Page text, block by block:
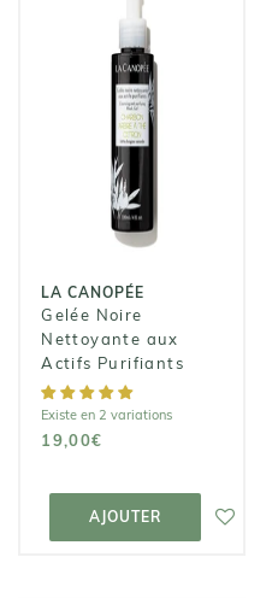
LA CANOPÉE
Gelée Noire
Nettoyante aux
Actifs Purifiants
Existe en 2 variations
19,00€
AJOUTER
LA CANOPÉE
Gelée Noire
Nettoyante
aux Actifs
Purifiants
AJOUTER AU
PANIER